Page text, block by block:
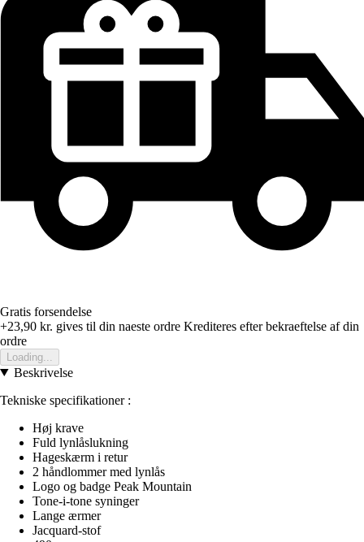
Gratis forsendelse
+23,90 kr. gives til din naeste ordre Krediteres efter bekraeftelse af din
ordre
Loading...
Beskrivelse
Tekniske specifikationer :
Høj krave
Fuld lynlåslukning
Hageskærm i retur
2 håndlommer med lynlås
Logo og badge Peak Mountain
Tone-i-tone syninger
Lange ærmer
Jacquard-stof